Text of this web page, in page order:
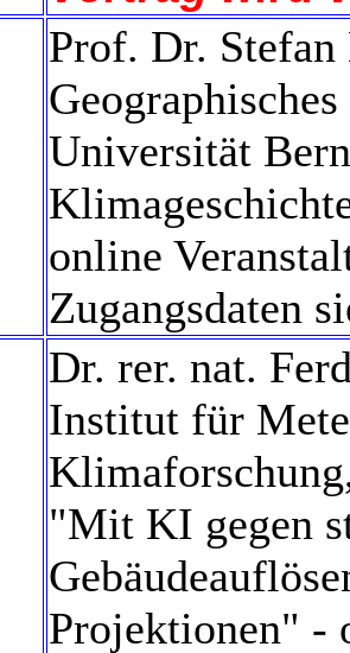
Prof. Dr.
Universität
online
Zugangsdaten
Dr. rer. nat.
Institut für
"Mit KI gegen
Projektionen" -